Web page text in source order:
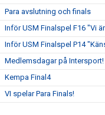
Para avslutning och finals
Inför USM Finalspel F16 "Vi
Inför USM Finalspel P14
Medlemsdagar på Intersport!
Kempa Final4
VI spelar Para Finals!